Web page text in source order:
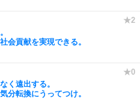
会貢献を実現できる。
く遠出する。
分転換にうってつけ。